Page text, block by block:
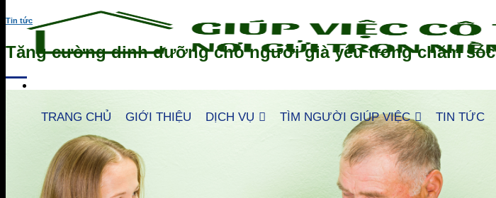
TRANG CHỦ GIỚI THIỆU DỊCH VỤ TÌM NGƯỜI GIÚP VIỆC TIN TỨC
0966.360.236
Tìm
kiếm:
Tin tức
Tăng cường dinh dưỡng cho người già yếu trong chăm sóc